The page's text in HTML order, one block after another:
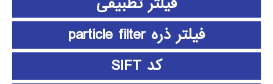
فیلتر ذره particle filter
کد SIFT